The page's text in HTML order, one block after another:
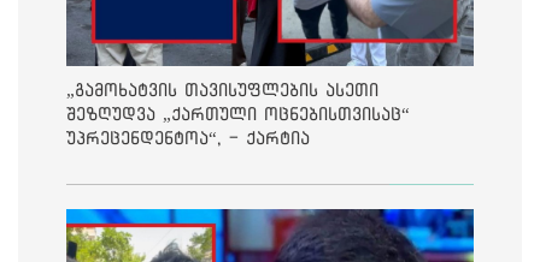
„გამოხატვის თავისუფლების ასეთი
შეზღუდვა „ქართული ოცნებისთვისაც“
უპრეცენდენტოა“, - ქარტია